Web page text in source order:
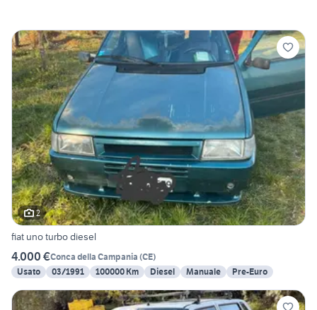
2
fiat uno turbo diesel
4.000 €Conca della Campania (CE)
Usato
03/1991 100000 Km Diesel Manuale Pre-Euro